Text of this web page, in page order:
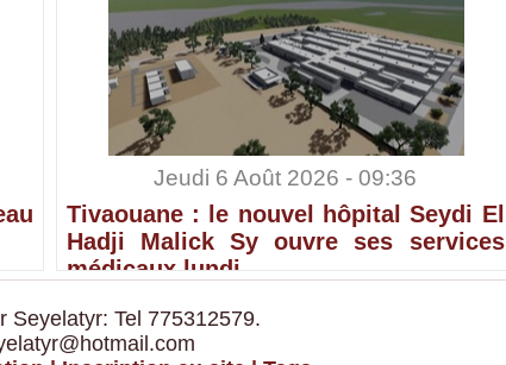
Jeudi 6 Août 2026 - 09:36
Tivaouane : le nouvel hôpital Seydi El
Hadji Malick Sy ouvre ses services
médicaux lundi
Seyelatyr: Tel 775312579.